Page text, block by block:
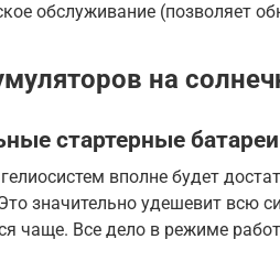
обслуживание (позволяет
на
стартерные батареи
вполне будет
значительно удешевит всю
чаще. Все дело в режиме